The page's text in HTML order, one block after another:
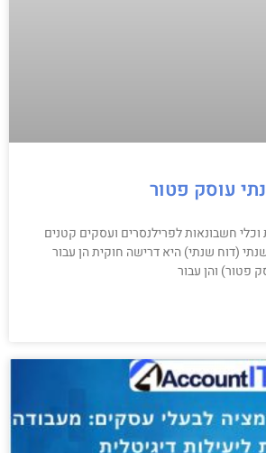
עוסק פטור
וכלי חשבונאות לפרילנסרים ועסקים קטנים
(דוח שנתי) היא דרישה חוקית הן עבור
פטור) והן עבור